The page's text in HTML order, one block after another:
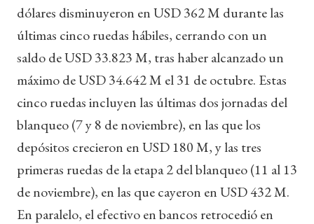
dólares disminuyeron en USD 362 M durante las
últimas cinco ruedas hábiles, cerrando con un
saldo de USD 33.823 M, tras haber alcanzado un
máximo de USD 34.642 M el 31 de octubre. Estas
cinco ruedas incluyen las últimas dos jornadas del
blanqueo (7 y 8 de noviembre), en las que los
depósitos crecieron en USD 180 M, y las tres
primeras ruedas de la etapa 2 del blanqueo (11 al 13
de noviembre), en las que cayeron en USD 432 M.
En paralelo, el efectivo en bancos retrocedió en